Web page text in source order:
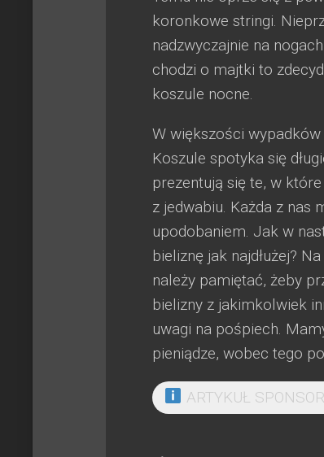
koronkowe stringi.
nadzwyczajnie na
chodzi o majtki to
koszule nocne.
W większości
Koszule spotyka się
prezentują się te, w
z jedwabiu. Każda z nas
upodobaniem. Jak w
bieliznę jak najdłużej?
należy pamiętać, żeby
bielizny z jakimkolwiek
uwagi na pośpiech.
pieniądze, wobec tego
ARTYKUŁ